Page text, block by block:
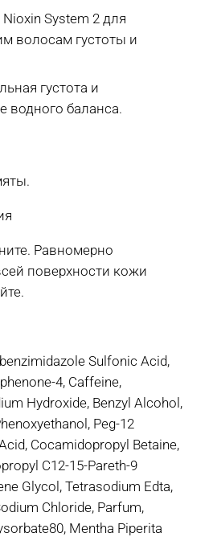
System 2 для
волосам густоты и
густота и
водного баланса.
Равномерно
поверхности кожи
Sulfonic Acid,
4, Caffeine,
Hydroxide, Benzyl Alcohol,
Peg-12
Cocamidopropyl Betaine,
C12-15-Pareth-9
Glycol, Tetrasodium Edta,
Chloride, Parfum,
Mentha Piperita